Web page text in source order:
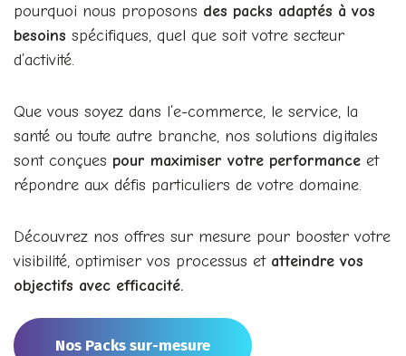
pourquoi nous proposons des packs adaptés à vos
besoins spécifiques, quel que soit votre secteur
d’activité.
Que vous soyez dans l’e-commerce, le service, la
santé ou toute autre branche, nos solutions digitales
sont conçues pour maximiser votre performance et
répondre aux défis particuliers de votre domaine.
Découvrez nos offres sur mesure pour booster votre
visibilité, optimiser vos processus et atteindre vos
objectifs avec efficacité.
Nos Packs sur-mesure